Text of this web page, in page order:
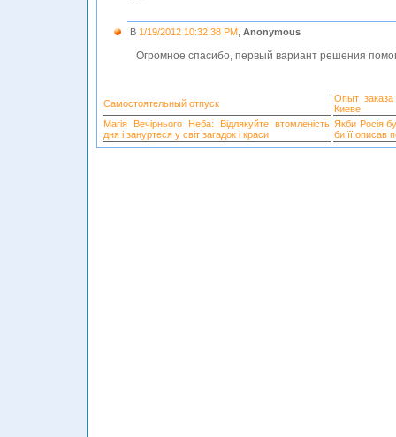
В 1/19/2012 10:32:38 PM Anonymous
Огромное спасибо, первый вариант решения
Самостоятельный отпуск
Опыт
Киеве
Магія Вечірнього Неба: Відлякуйте втомленість
дня і зануртеся у світ загадок і краси
Якби Росія
би її описав